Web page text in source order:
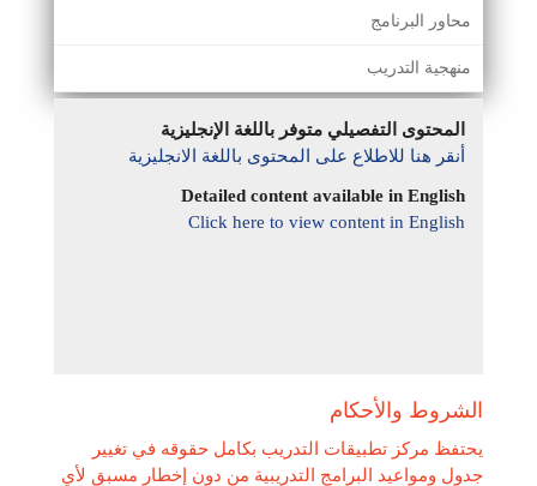
محاور البرنامج
منهجية التدريب
المحتوى التفصيلي متوفر باللغة الإنجليزية
أنقر هنا للاطلاع على المحتوى باللغة الانجليزية
Detailed content available in English
Click here to view content in English
الشروط والأحكام
يحتفظ مركز تطبيقات التدريب بكامل حقوقه في تغيير
جدول ومواعيد البرامج التدريبية من دون إخطار مسبق لأي